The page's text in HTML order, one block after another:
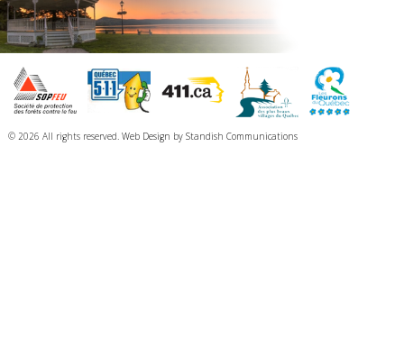
© 2026 All rights reserved. Web Design by Standish Communications